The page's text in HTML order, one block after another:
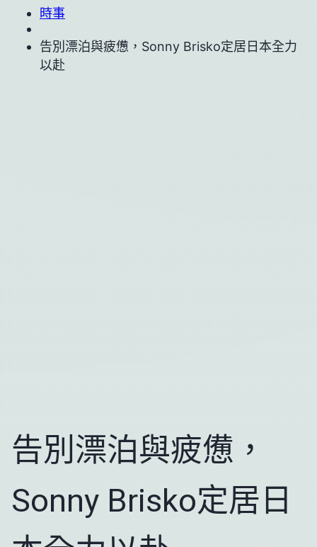
時事
告別漂泊與疲憊，Sonny Brisko定居日本全力
以赴
告別漂泊與疲憊，
Sonny Brisko定居日